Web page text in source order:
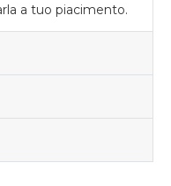
a tuo piacimento.